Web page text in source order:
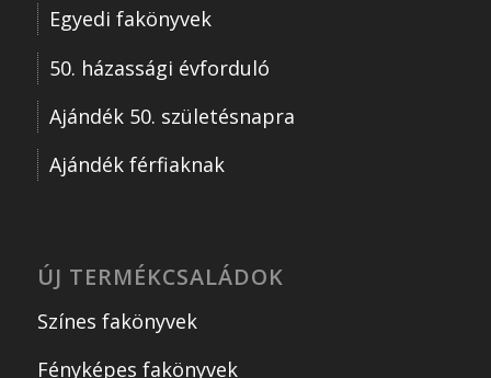
Egyedi fakönyvek
50. házassági évforduló
Ajándék 50. születésnapra
Ajándék férfiaknak
ÚJ TERMÉKCSALÁDOK
Színes fakönyvek
Fényképes fakönyvek